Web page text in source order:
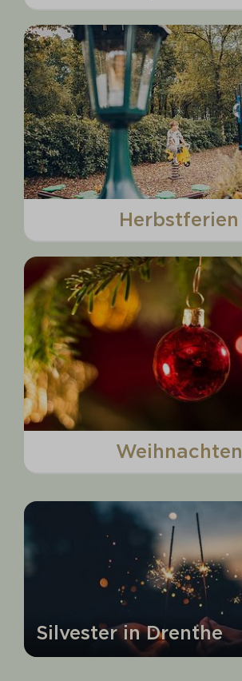
Herbstferien
Weihnachten
Silvester in Drenthe